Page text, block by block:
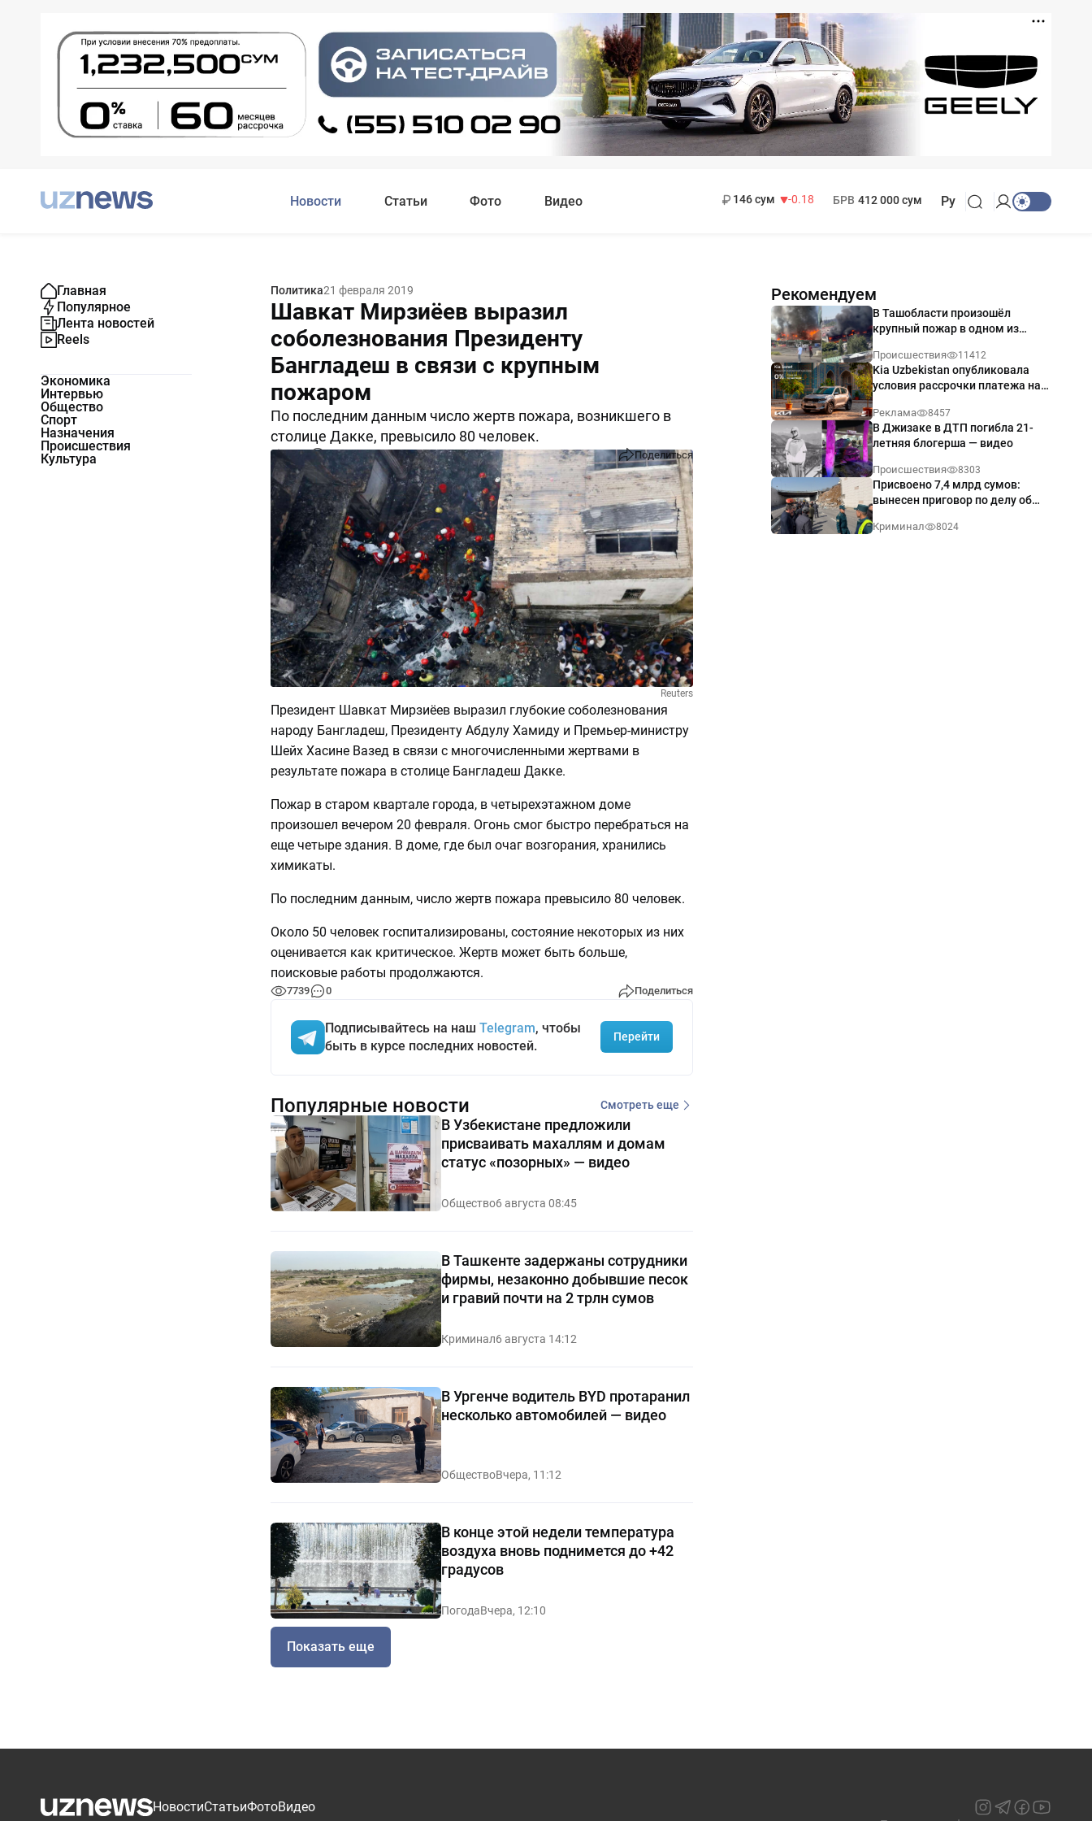
Новости Статьи Фото Видео
146 сум
-0.18
БРВ 412 000 сум Ру
Главная
Популярное
Лента новостей
Reels
Экономика
Интервью
Общество
Спорт
Назначения
Происшествия
Культура
Политика21 февраля 2019
Шавкат Мирзиёев выразил
соболезнования Президенту
Бангладеш в связи с крупным
пожаром
По последним данным число жертв пожара, возникшего в
столице Дакке, превысило 80 человек.
7739 0 Поделиться
Reuters
Президент Шавкат Мирзиёев выразил глубокие соболезнования
народу Бангладеш, Президенту Абдулу Хамиду и Премьер-министру
Шейх Хасине Вазед в связи с многочисленными жертвами в
результате пожара в столице Бангладеш Дакке.
Пожар в старом квартале города, в четырехэтажном доме
произошел вечером 20 февраля. Огонь смог быстро перебраться на
еще четыре здания. В доме, где был очаг возгорания, хранились
химикаты.
По последним данным, число жертв пожара превысило 80 человек.
Около 50 человек госпитализированы, состояние некоторых из них
оценивается как критическое. Жертв может быть больше,
поисковые работы продолжаются.
7739 0 Поделиться
Подписывайтесь на наш Telegram, чтобы
быть в курсе последних новостей.
Перейти
Рекомендуем
В Ташобласти произошёл
крупный пожар в одном из
Происшествия 11412
Kia Uzbekistan опубликовала
условия рассрочки платежа на
годовых
Реклама 8457
В Джизаке в ДТП погибла 21-
летняя блогерша — видео
Происшествия 8303
Присвоено 7,4 млрд сумов:
вынесен приговор по делу об
Ташкенте
Криминал 8024
Популярные новости Смотреть еще
В Узбекистане предложили
присваивать махаллям и домам
статус «позорных» — видео
Общество6 августа 08:45
В Ташкенте задержаны сотрудники
фирмы, незаконно добывшие песок
и гравий почти на 2 трлн сумов
Криминал6 августа 14:12
В Ургенче водитель BYD протаранил
несколько автомобилей — видео
ОбществоВчера, 11:12
В конце этой недели температура
воздуха вновь поднимется до +42
градусов
ПогодаВчера, 12:10
Показать еще
НовостиСтатьиФотоВидео